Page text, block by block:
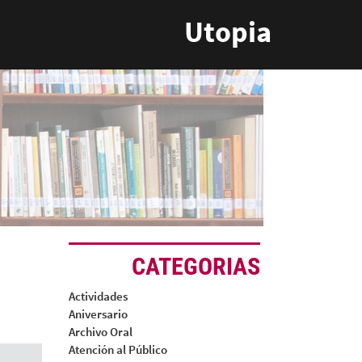
Utopia
CATEGORIAS
Actividades
Aniversario
Archivo Oral
Atención al Público